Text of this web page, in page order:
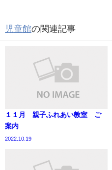
児童館の関連記事
１１月 親子ふれあい教室 ご
案内
2022.10.19